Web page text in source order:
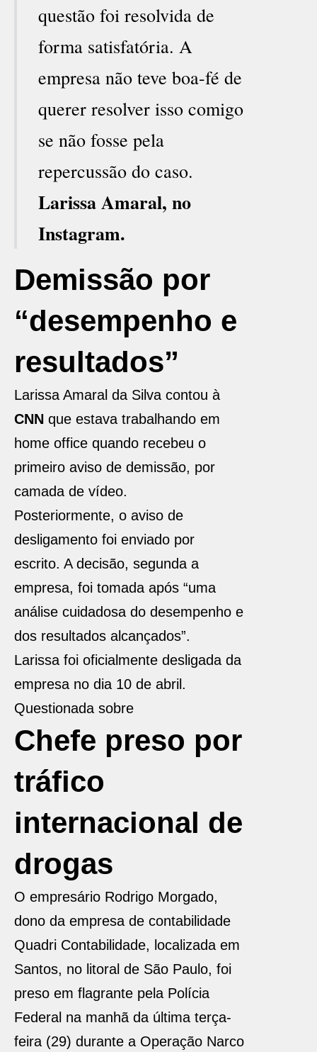
questão foi resolvida de
forma satisfatória. A
empresa não teve boa-fé de
querer resolver isso comigo
se não fosse pela
repercussão do caso.
Larissa Amaral, no
Instagram.
Demissão por
“desempenho e
resultados”
Larissa Amaral da Silva contou à
CNN que estava trabalhando em
home office quando recebeu o
primeiro aviso de demissão, por
camada de vídeo.
Posteriormente, o aviso de
desligamento foi enviado por
escrito. A decisão, segunda a
empresa, foi tomada após “uma
análise cuidadosa do desempenho e
dos resultados alcançados”.
Larissa foi oficialmente desligada da
empresa no dia 10 de abril.
Questionada sobre
Chefe preso por
tráfico
internacional de
drogas
O empresário Rodrigo Morgado,
dono da empresa de contabilidade
Quadri Contabilidade, localizada em
Santos, no litoral de São Paulo, foi
preso em flagrante pela Polícia
Federal na manhã da última terça-
feira (29) durante a Operação Narco